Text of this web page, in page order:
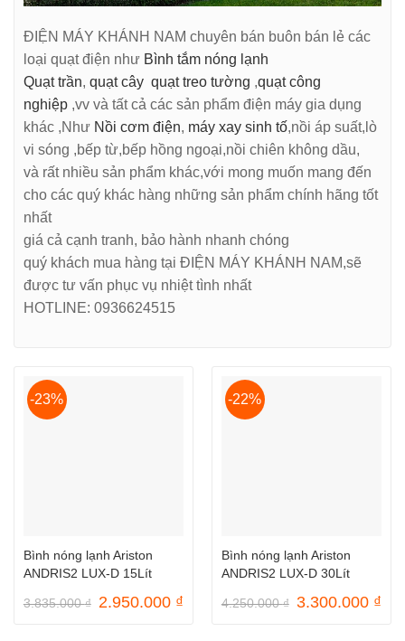
ĐIỆN MÁY KHÁNH NAM chuyên bán buôn bán lẻ các
loại quạt điện như Bình tắm nóng lạnh
Quạt trần, quạt cây quạt treo tường ,quạt công
nghiệp ,vv và tất cả các sản phẩm điện máy gia dụng
khác ,Như Nồi cơm điện, máy xay sinh tố,nồi áp suất,lò
vi sóng ,bếp từ,bếp hồng ngoại,nồi chiên không dầu,
và rất nhiều sản phẩm khác,với mong muốn mang đến
cho các quý khác hàng những sản phẩm chính hãng tốt
nhất
giá cả cạnh tranh, bảo hành nhanh chóng
quý khách mua hàng tại ĐIỆN MÁY KHÁNH NAM,sẽ
được tư vấn phục vụ nhiệt tình nhất
HOTLINE: 0936624515
-23%
Bình nóng lạnh Ariston
ANDRIS2 LUX-D 15Lít
3.835.000₫ Giá
2.950.000 ₫Giá
-22%
Bình nóng lạnh Ariston
ANDRIS2 LUX-D 30Lít
4.250.000₫ Giá
3.300.000 ₫Giá